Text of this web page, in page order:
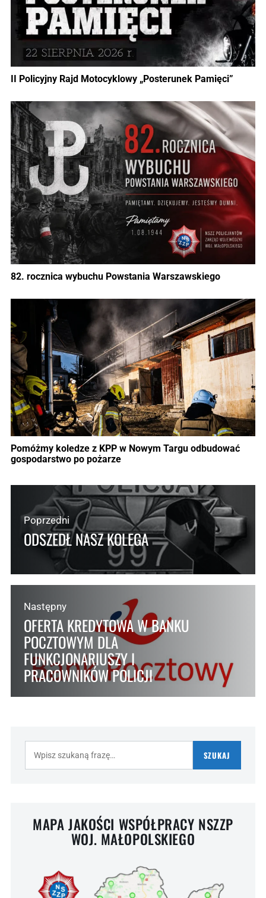
II Policyjny Rajd Motocyklowy „Posterunek Pamięci”
82. rocznica wybuchu Powstania Warszawskiego
Pomóżmy koledze z KPP w Nowym Targu odbudować
gospodarstwo po pożarze
Poprzedni
ODSZEDŁ NASZ KOLEGA
Następny
OFERTA KREDYTOWA W BANKU
POCZTOWYM DLA
FUNKCJONARIUSZY I
PRACOWNIKÓW POLICJI
SZUKAJ
MAPA JAKOŚCI WSPÓŁPRACY NSZZP
WOJ. MAŁOPOLSKIEGO